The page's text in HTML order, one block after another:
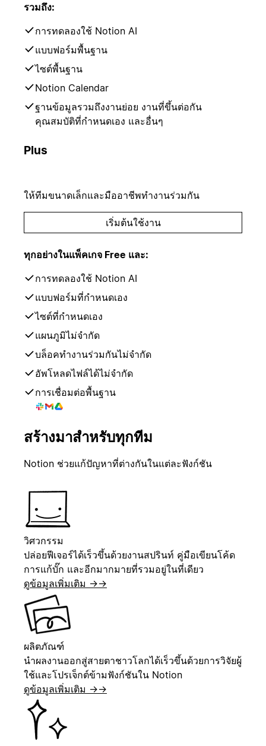
รวมถึง:
การทดลองใช้ Notion AI
แบบฟอร์มพื้นฐาน
ไซต์พื้นฐาน
Notion Calendar
ฐานข้อมูลรวมถึงงานย่อย งานที่ขึ้นต่อกัน
คุณสมบัติที่กำหนดเอง และอื่นๆ
Plus
ให้ทีมขนาดเล็กและมืออาชีพทำงานร่วมกัน
เริ่มต้นใช้งาน
ทุกอย่างในแพ็คเกจ Free และ:
การทดลองใช้ Notion AI
แบบฟอร์มที่กำหนดเอง
ไซต์ที่กำหนดเอง
แผนภูมิไม่จำกัด
บล็อคทำงานร่วมกันไม่จำกัด
อัพโหลดไฟล์ได้ไม่จำกัด
การเชื่อมต่อพื้นฐาน
สร้างมาสำหรับทุกทีม
Notion ช่วยแก้ปัญหาที่ต่างกันในแต่ละฟังก์ชัน
วิศวกรรม
ปล่อยฟีเจอร์ได้เร็วขึ้นด้วยงานสปรินท์ คู่มือเขียนโค้ด
การแก้บั๊ก และอีกมากมายที่รวมอยู่ในที่เดียว
ดูข้อมูลเพิ่มเติม →→
ผลิตภัณฑ์
นำผลงานออกสู่สายตาชาวโลกได้เร็วขึ้นด้วยการวิจัยผู้
ใช้และโปรเจ็กต์ข้ามฟังก์ชันใน Notion
ดูข้อมูลเพิ่มเติม →→